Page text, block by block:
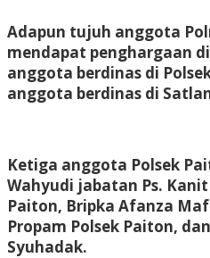
Adapun tujuh anggota
mendapat penghargaan
anggota berdinas di
anggota berdinas di
Ketiga anggota Polsek
Wahyudi jabatan Ps.
Paiton, Bripka Afanza
Propam Polsek Paiton,
Syuhadak.